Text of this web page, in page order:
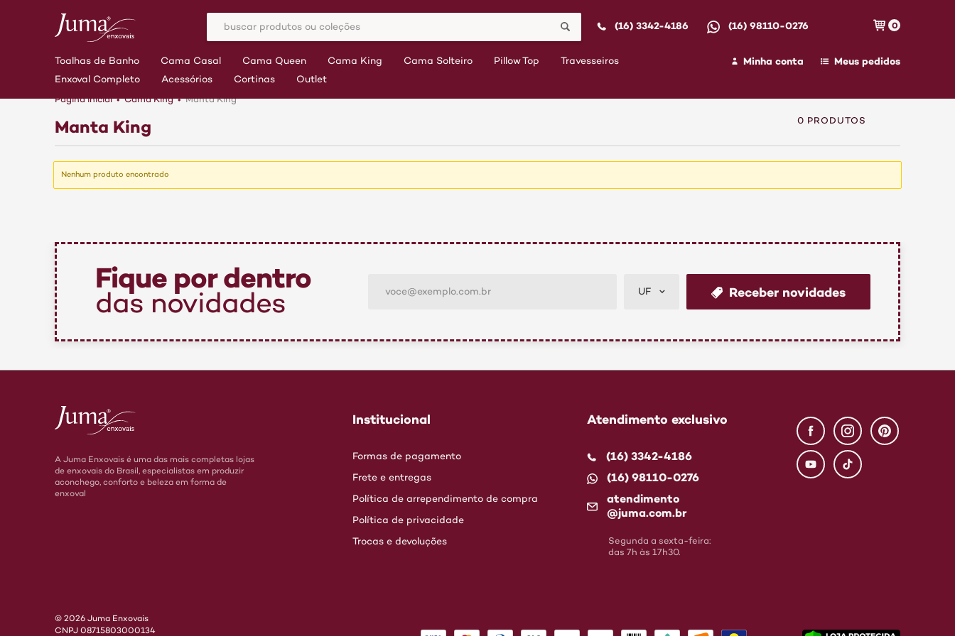
(16) 3342-4186 (16) 98110-0276 0
Toalhas de Banho Cama Casal Cama Queen Cama King Cama Solteiro Pillow Top
Travesseiros
Enxoval Completo
Acessórios Cortinas Outlet
Minha conta Meus pedidos
Página inicial Cama King Manta King
Manta King 0 PRODUTOS
Nenhum produto encontrado
Fique por dentro
das novidades UF Receber novidades
A Juma Enxovais é uma das mais completas lojas
de enxovais do Brasil, especialistas em produzir
aconchego, conforto e beleza em forma de
enxoval
Institucional
Formas de pagamento
Frete e entregas
Política de arrependimento de compra
Política de privacidade
Trocas e devoluções
Atendimento exclusivo
(16) 3342-4186
(16) 98110-0276
atendimento
@juma.com.br
Segunda a sexta-feira:
das 7h às 17h30.
© 2026 Juma Enxovais
CNPJ 08715803000134